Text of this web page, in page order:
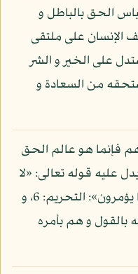
الحق بالباطل و
الإنسان على ملتقى
على الخير و الشر
من السعادة و
فإنما هو عالم الحق
عليه قوله تعالى: «لا
يعصون الله ما أمرهم و يفعلون ما يؤمرون»: التحريم: 6، و
بالقول و هم بأمره